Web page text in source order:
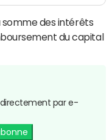
somme des intérêts
du capital
directement par e-